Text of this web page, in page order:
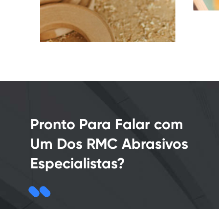
Pronto Para Falar com
Um Dos RMC Abrasivos
Especialistas?